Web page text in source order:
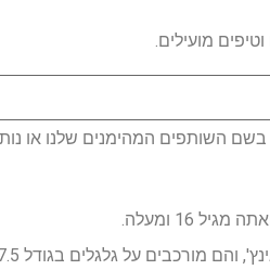
מועילים.
השותפים המהימנים שלנו או
16 ומעלה.